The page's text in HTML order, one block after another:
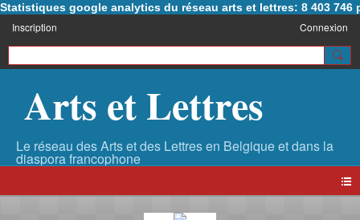
Statistiques google analytics du réseau arts et lettres: 8 403 746
Inscription Connexion
Arts et Lettres